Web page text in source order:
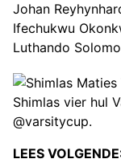
Johan
Ifechukwu
Luthando
Shimlas vier hul
@varsitycup.
LEES